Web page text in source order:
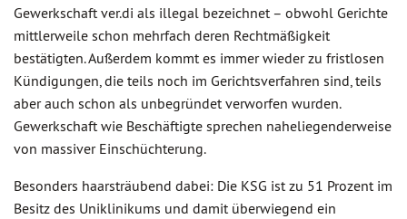
Gewerkschaft ver.di als illegal bezeichnet – obwohl Gerichte
mittlerweile schon mehrfach deren Rechtmäßigkeit
bestätigten. Außerdem kommt es immer wieder zu fristlosen
Kündigungen, die teils noch im Gerichtsverfahren sind, teils
aber auch schon als unbegründet verworfen wurden.
Gewerkschaft wie Beschäftigte sprechen naheliegenderweise
von massiver Einschüchterung.
Besonders haarsträubend dabei: Die KSG ist zu 51 Prozent im
Besitz des Uniklinikums und damit überwiegend ein